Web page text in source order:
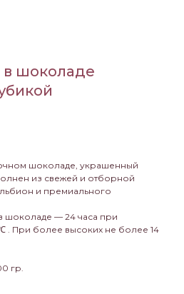
в шоколаде
шоколаде, украшенный
из свежей и отборной
и премиального
шоколаде — 24 часа при
. При более высоких не более 14
гр.